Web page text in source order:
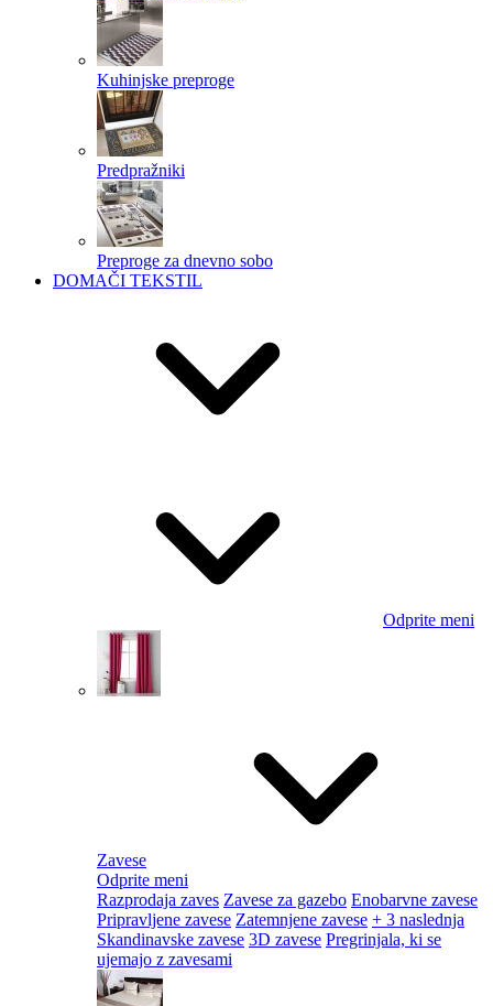
Kuhinjske preproge
Predpražniki
Preproge za dnevno sobo
DOMAČI TEKSTIL
Odprite meni
Zavese
Odprite meni
Razprodaja zaves Zavese za gazebo Enobarvne zavese
Pripravljene zavese Zatemnjene zavese + 3 naslednja
Skandinavske zavese 3D zavese Pregrinjala, ki se
ujemajo z zavesami